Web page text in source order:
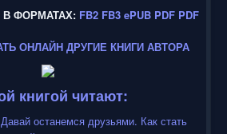
ФОРМАТАХ: FB2 FB3 ePUB PDF PDF
ОНЛАЙН ДРУГИЕ КНИГИ АВТОРА
книгой читают: